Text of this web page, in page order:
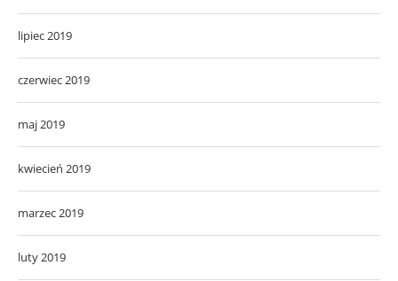
lipiec 2019
czerwiec 2019
maj 2019
kwiecień 2019
marzec 2019
luty 2019